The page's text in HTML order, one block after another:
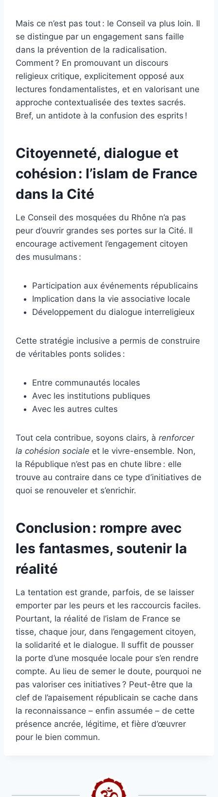
Mais ce n’est pas tout : le Conseil va plus loin. Il
se distingue par un engagement sans faille
dans la prévention de la radicalisation.
Comment ? En promouvant un discours
religieux critique, explicitement opposé aux
lectures fondamentalistes, et en valorisant une
approche contextualisée des textes sacrés.
Bref, un antidote à la confusion des esprits !
Citoyenneté, dialogue et
cohésion : l’islam de France
dans la Cité
Le Conseil des mosquées du Rhône n’a pas
peur d’ouvrir grandes ses portes sur la Cité. Il
encourage activement l’engagement citoyen
des musulmans :
Participation aux événements républicains
Implication dans la vie associative locale
Développement du dialogue interreligieux
Cette stratégie inclusive a permis de construire
de véritables ponts solides :
Entre communautés locales
Avec les institutions publiques
Avec les autres cultes
Tout cela contribue, soyons clairs, à renforcer
la cohésion sociale et le vivre-ensemble. Non,
la République n’est pas en chute libre : elle
trouve au contraire dans ce type d’initiatives de
quoi se renouveler et s’enrichir.
Conclusion : rompre avec
les fantasmes, soutenir la
réalité
La tentation est grande, parfois, de se laisser
emporter par les peurs et les raccourcis faciles.
Pourtant, la réalité de l’islam de France se
tisse, chaque jour, dans l’engagement citoyen,
la solidarité et le dialogue. Il suffit de pousser
la porte d’une mosquée locale pour s’en rendre
compte. Au lieu de semer le doute, pourquoi ne
pas valoriser ces initiatives ? Peut-être que la
clef de l’apaisement républicain se cache dans
la reconnaissance – enfin assumée – de cette
présence ancrée, légitime, et fière d’œuvrer
pour le bien commun.